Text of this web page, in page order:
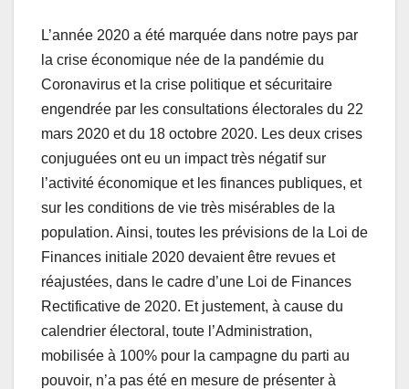
L’année 2020 a été marquée dans notre pays par
la crise économique née de la pandémie du
Coronavirus et la crise politique et sécuritaire
engendrée par les consultations électorales du 22
mars 2020 et du 18 octobre 2020. Les deux crises
conjuguées ont eu un impact très négatif sur
l’activité économique et les finances publiques, et
sur les conditions de vie très misérables de la
population. Ainsi, toutes les prévisions de la Loi de
Finances initiale 2020 devaient être revues et
réajustées, dans le cadre d’une Loi de Finances
Rectificative de 2020. Et justement, à cause du
calendrier électoral, toute l’Administration,
mobilisée à 100% pour la campagne du parti au
pouvoir, n’a pas été en mesure de présenter à